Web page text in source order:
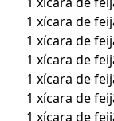
1 xícara de
1 xícara de
1 xícara de
1 xícara de
1 xícara de
1 xícara de